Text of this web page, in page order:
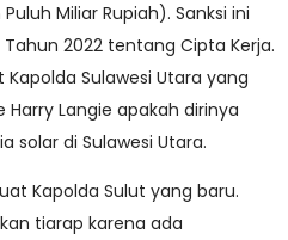
Miliar Rupiah). Sanksi ini
2022 tentang Cipta Kerja.
Sulawesi Utara yang
Harry Langie apakah dirinya
di Sulawesi Utara.
Kapolda Sulut yang baru.
tiarap karena ada